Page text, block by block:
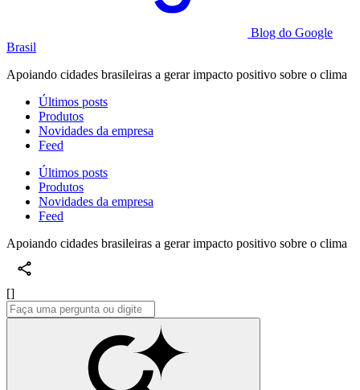
Blog do Google
Brasil
Apoiando cidades brasileiras a gerar impacto positivo sobre o clima
Últimos posts
Produtos
Novidades da empresa
Feed
Últimos posts
Produtos
Novidades da empresa
Feed
Apoiando cidades brasileiras a gerar impacto positivo sobre o clima
[]